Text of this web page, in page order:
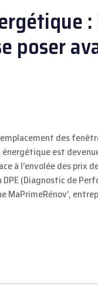
poser
des
est
à l’envolée des prix
(Diagnostic de
MaPrimeRénov’,